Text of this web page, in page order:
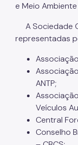
e Meio
A Sociedade
representadas
ANTP;
Veículos
Central
Conselho